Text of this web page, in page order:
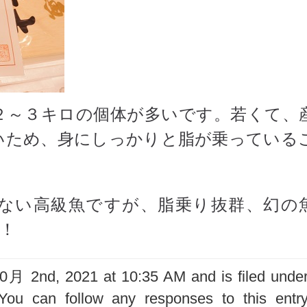
３キロの個体が多いです。若くて、
め、身にしっかりと脂が乗っている
い高級魚ですが、脂乗り抜群、幻の
2nd, 2021 at 10:35 AM and is filed
can follow any responses to this